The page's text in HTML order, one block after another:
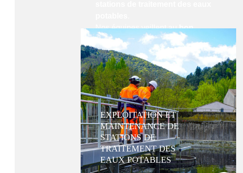
EXPLOITATION ET
MAINTENANCE DE
STATIONS DE
TRAITEMENT DES
EAUX POTABLES
Nos équipes veillent aubon
fonctionnement quotidien des
équipements
, à la
maintenance
préventive et corrective
, ainsi qu’à
l’optimisation énergétique et
opérationnelledes installations.
Grâce à unesurveillance continue
des paramètres de potabilisation,
nous garantissons laqualité
sanitaire de l’eau distribuée, en
parfaite conformité avec les
exigences réglementaires et les